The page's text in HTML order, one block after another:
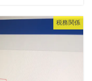
税務関係